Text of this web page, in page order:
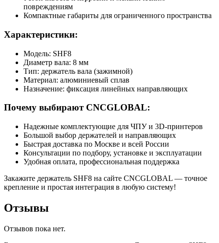
повреждениям
Компактные габариты для ограниченного пространства
Характеристики:
Модель: SHF8
Диаметр вала: 8 мм
Тип: держатель вала (зажимной)
Материал: алюминиевый сплав
Назначение: фиксация линейных направляющих
Почему выбирают CNCGLOBAL:
Надежные комплектующие для ЧПУ и 3D-принтеров
Большой выбор держателей и направляющих
Быстрая доставка по Москве и всей России
Консультации по подбору, установке и эксплуатации
Удобная оплата, профессиональная поддержка
Закажите держатель SHF8 на сайте CNCGLOBAL — точное
крепление и простая интеграция в любую систему!
Отзывы
Отзывов пока нет.